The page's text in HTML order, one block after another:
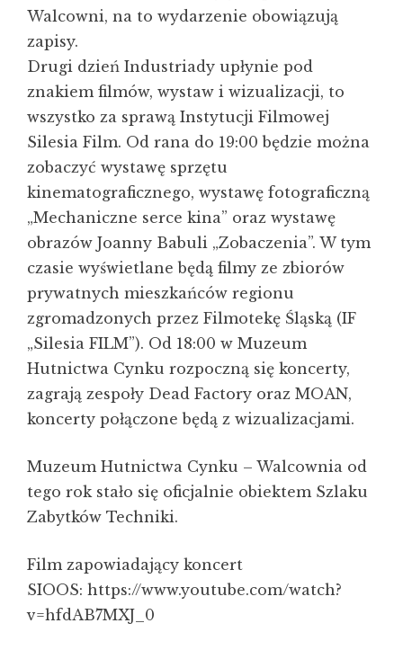
Walcowni, na to wydarzenie obowiązują
zapisy.
Drugi dzień Industriady upłynie pod
znakiem filmów, wystaw i wizualizacji, to
wszystko za sprawą Instytucji Filmowej
Silesia Film. Od rana do 19:00 będzie można
zobaczyć wystawę sprzętu
kinematograficznego, wystawę fotograficzną
„Mechaniczne serce kina” oraz wystawę
obrazów Joanny Babuli „Zobaczenia”. W tym
czasie wyświetlane będą filmy ze zbiorów
prywatnych mieszkańców regionu
zgromadzonych przez Filmotekę Śląską (IF
„Silesia FILM”). Od 18:00 w Muzeum
Hutnictwa Cynku rozpoczną się koncerty,
zagrają zespoły Dead Factory oraz MOAN,
koncerty połączone będą z wizualizacjami.
Muzeum Hutnictwa Cynku – Walcownia od
tego rok stało się oficjalnie obiektem Szlaku
Zabytków Techniki.
Film zapowiadający koncert
SIOOS: https://www.youtube.com/watch?
v=hfdAB7MXJ_0